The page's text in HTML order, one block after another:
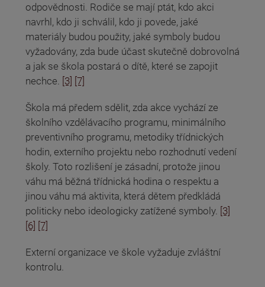
odpovědnosti. Rodiče se mají ptát, kdo akci
navrhl, kdo ji schválil, kdo ji povede, jaké
materiály budou použity, jaké symboly budou
vyžadovány, zda bude účast skutečně dobrovolná
a jak se škola postará o dítě, které se zapojit
nechce. [3] [7]
Škola má předem sdělit, zda akce vychází ze
školního vzdělávacího programu, minimálního
preventivního programu, metodiky třídnických
hodin, externího projektu nebo rozhodnutí vedení
školy. Toto rozlišení je zásadní, protože jinou
váhu má běžná třídnická hodina o respektu a
jinou váhu má aktivita, která dětem předkládá
politicky nebo ideologicky zatížené symboly. [3]
[6] [7]
Externí organizace ve škole vyžaduje zvláštní
kontrolu.